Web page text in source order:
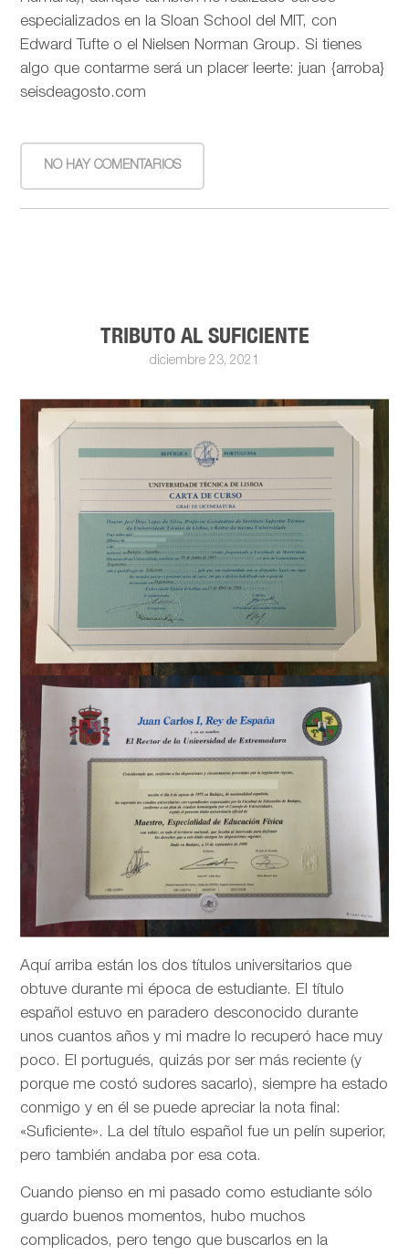
especializados en la Sloan School del MIT, con
Edward Tufte o el Nielsen Norman Group. Si tienes
algo que contarme será un placer leerte: juan {arroba}
seisdeagosto.com
NO HAY COMENTARIOS
TRIBUTO AL SUFICIENTE
diciembre 23, 2021
Aquí arriba están los dos títulos universitarios que
obtuve durante mi época de estudiante. El título
español estuvo en paradero desconocido durante
unos cuantos años y mi madre lo recuperó hace muy
poco. El portugués, quizás por ser más reciente (y
porque me costó sudores sacarlo), siempre ha estado
conmigo y en él se puede apreciar la nota final:
«Suficiente». La del título español fue un pelín superior,
pero también andaba por esa cota.
Cuando pienso en mi pasado como estudiante sólo
guardo buenos momentos, hubo muchos
complicados, pero tengo que buscarlos en la